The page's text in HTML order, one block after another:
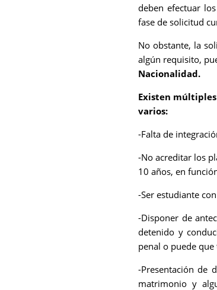
deben efectuar
fase de solicitud
No obstante, la
algún requisito,
Nacionalidad.
Existen
varios:
-Falta de
-No acreditar los
10 años, en
-Ser estudiante
-Disponer de
detenido y
penal o puede
-Presentación de
matrimonio y